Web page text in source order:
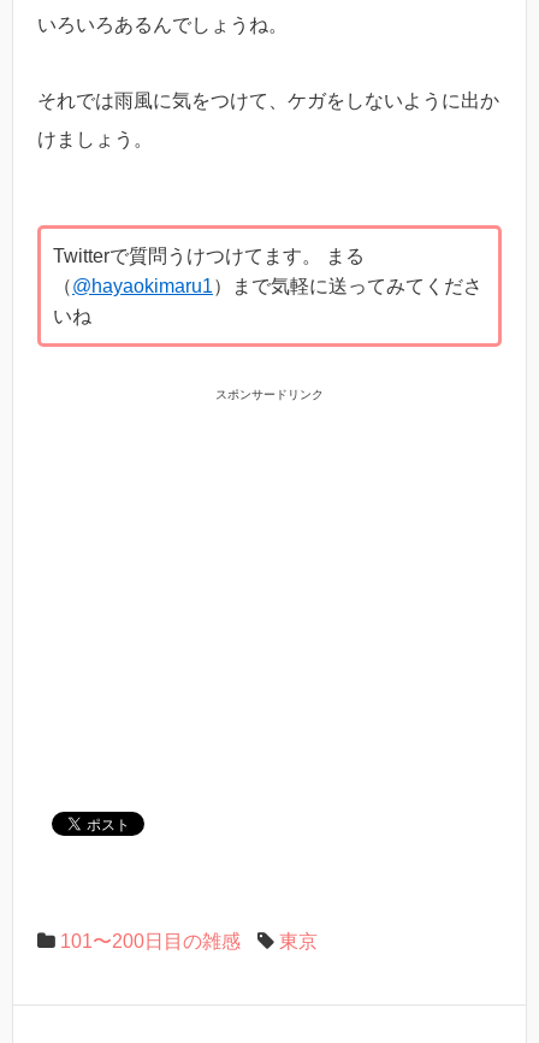
いろいろあるんでしょうね。
それでは雨風に気をつけて、ケガをしないように出か
けましょう。
Twitterで質問うけつけてます。 まる
（@hayaokimaru1）まで気軽に送ってみてくださ
いね
スポンサードリンク
101〜200日目の雑感 東京